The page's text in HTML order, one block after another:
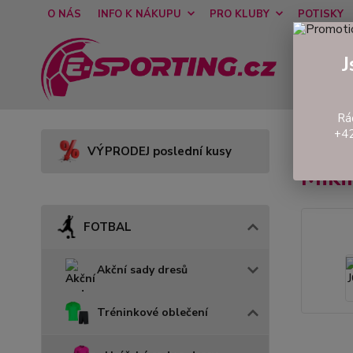
O NÁS INFO K NÁKUPU PRO KLUBY POTISKY
VÝPRODEJ poslední kusy
FOTBAL
Akční sady dresů
Tréninkové oblečení